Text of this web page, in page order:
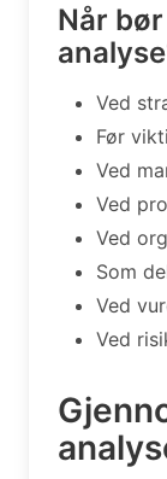
Når
Ved
Før
Ved
Ved
Ved
Som
Ved
Ved